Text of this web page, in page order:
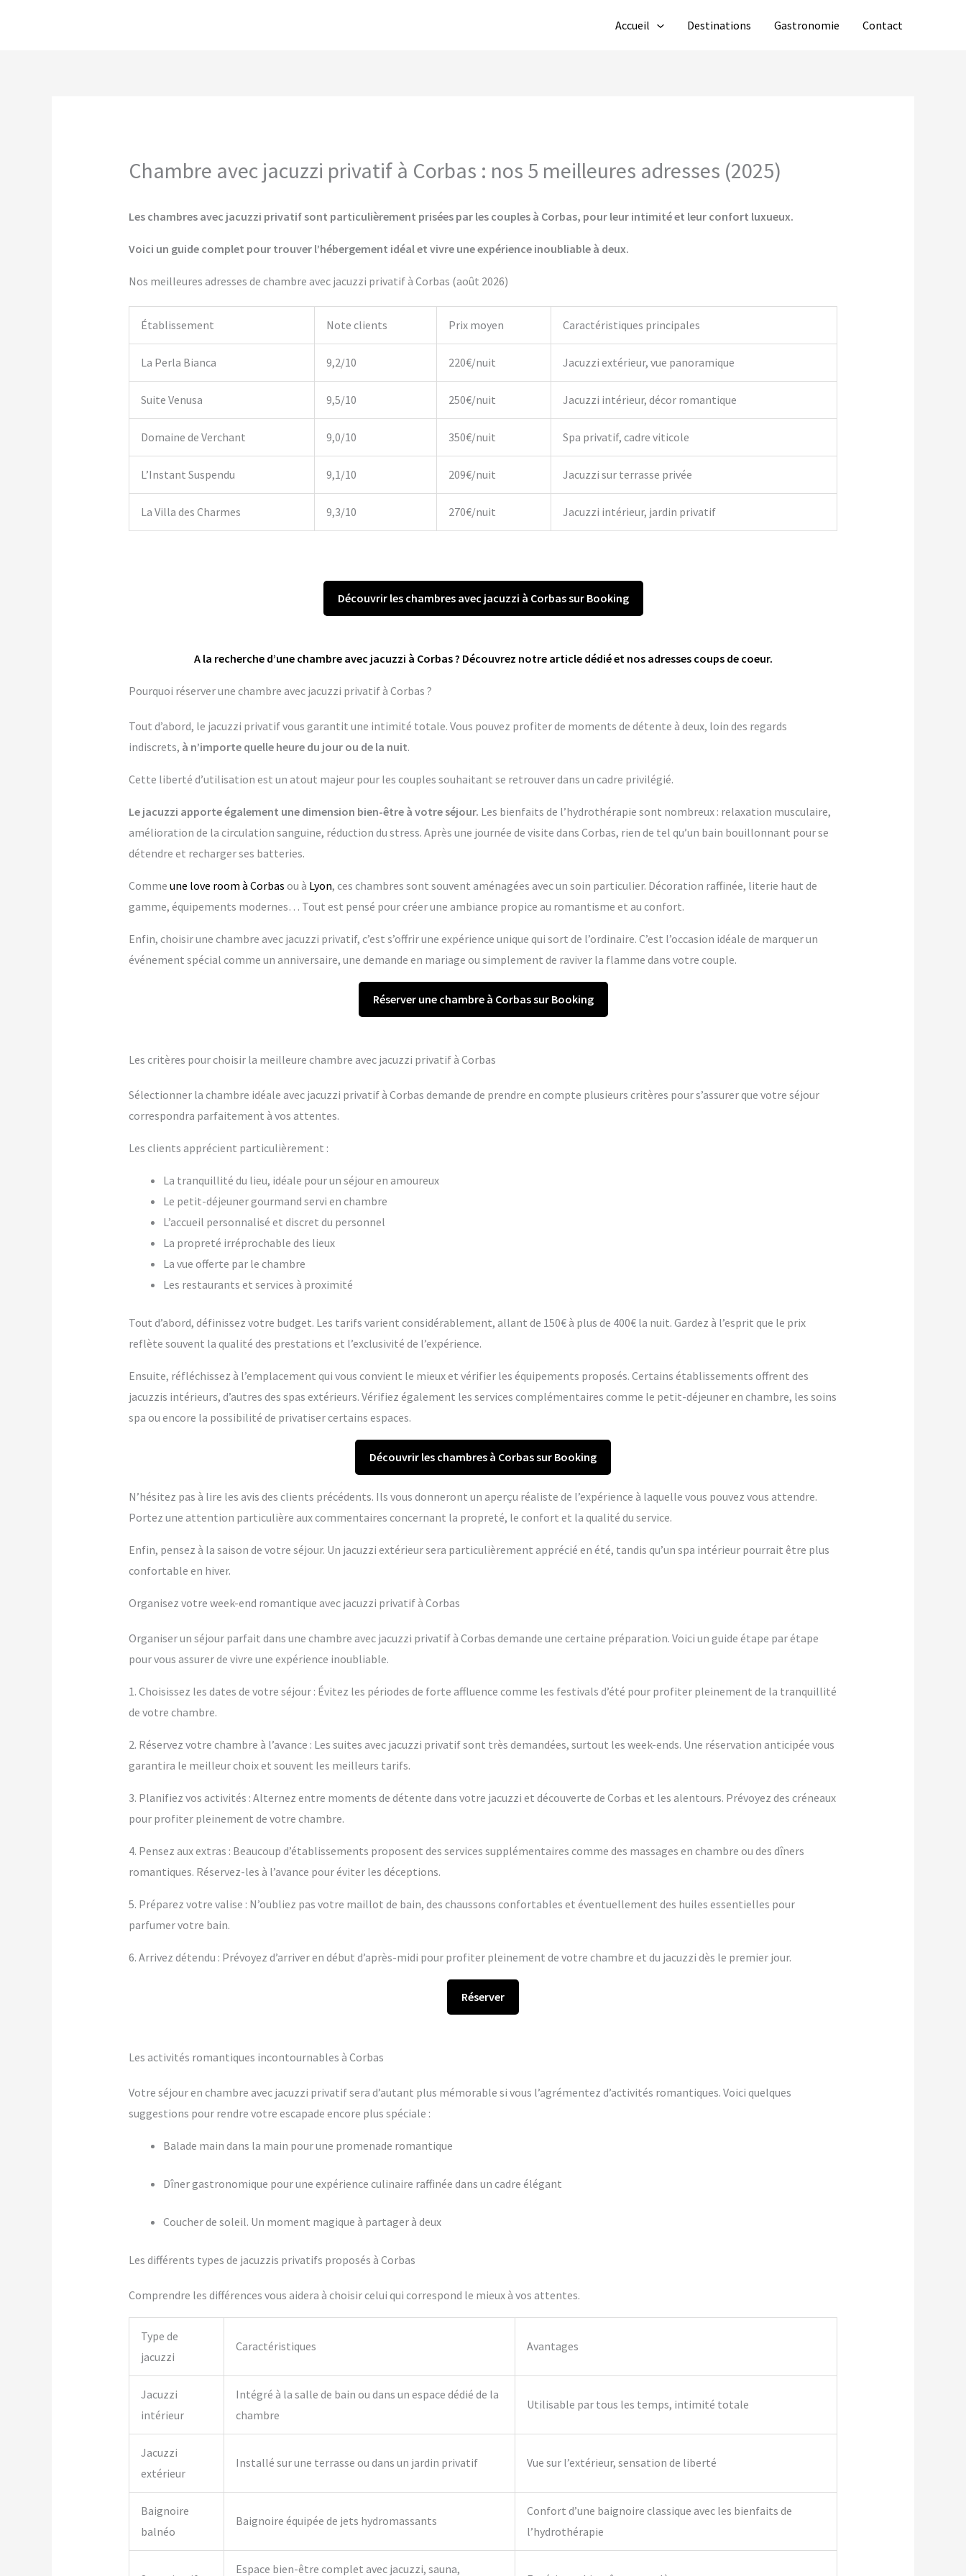
Accueil Destinations Gastronomie Contact
Chambre avec jacuzzi privatif à Corbas : nos 5 meilleures adresses (2025)
Les chambres avec jacuzzi privatif sont particulièrement prisées par les couples à Corbas, pour leur intimité et leur confort luxueux.
Voici un guide complet pour trouver l’hébergement idéal et vivre une expérience inoubliable à deux.
Nos meilleures adresses de chambre avec jacuzzi privatif à Corbas (août 2026)
Établissement Note clients Prix moyen Caractéristiques principales
La Perla Bianca 9,2/10 220€/nuit Jacuzzi extérieur, vue panoramique
Suite Venusa 9,5/10 250€/nuit Jacuzzi intérieur, décor romantique
Domaine de Verchant 9,0/10 350€/nuit Spa privatif, cadre viticole
L’Instant Suspendu 9,1/10 209€/nuit Jacuzzi sur terrasse privée
La Villa des Charmes 9,3/10 270€/nuit Jacuzzi intérieur, jardin privatif
Découvrir les chambres avec jacuzzi à Corbas sur Booking
A la recherche d’une chambre avec jacuzzi à Corbas ? Découvrez notre article dédié et nos adresses coups de coeur.
Pourquoi réserver une chambre avec jacuzzi privatif à Corbas ?
Tout d’abord, le jacuzzi privatif vous garantit une intimité totale. Vous pouvez profiter de moments de détente à deux, loin des regards
indiscrets, à n’importe quelle heure du jour ou de la nuit.
Cette liberté d’utilisation est un atout majeur pour les couples souhaitant se retrouver dans un cadre privilégié.
Le jacuzzi apporte également une dimension bien-être à votre séjour. Les bienfaits de l’hydrothérapie sont nombreux : relaxation musculaire,
amélioration de la circulation sanguine, réduction du stress. Après une journée de visite dans Corbas, rien de tel qu’un bain bouillonnant pour se
détendre et recharger ses batteries.
Comme une love room à Corbas ou à Lyon, ces chambres sont souvent aménagées avec un soin particulier. Décoration raffinée, literie haut de
gamme, équipements modernes… Tout est pensé pour créer une ambiance propice au romantisme et au confort.
Enfin, choisir une chambre avec jacuzzi privatif, c’est s’offrir une expérience unique qui sort de l’ordinaire. C’est l’occasion idéale de marquer un
événement spécial comme un anniversaire, une demande en mariage ou simplement de raviver la flamme dans votre couple.
Réserver une chambre à Corbas sur Booking
Les critères pour choisir la meilleure chambre avec jacuzzi privatif à Corbas
Sélectionner la chambre idéale avec jacuzzi privatif à Corbas demande de prendre en compte plusieurs critères pour s’assurer que votre séjour
correspondra parfaitement à vos attentes.
Les clients apprécient particulièrement :
La tranquillité du lieu, idéale pour un séjour en amoureux
Le petit-déjeuner gourmand servi en chambre
L’accueil personnalisé et discret du personnel
La propreté irréprochable des lieux
La vue offerte par le chambre
Les restaurants et services à proximité
Tout d’abord, définissez votre budget. Les tarifs varient considérablement, allant de 150€ à plus de 400€ la nuit. Gardez à l’esprit que le prix
reflète souvent la qualité des prestations et l’exclusivité de l’expérience.
Ensuite, réfléchissez à l’emplacement qui vous convient le mieux et vérifier les équipements proposés. Certains établissements offrent des
jacuzzis intérieurs, d’autres des spas extérieurs. Vérifiez également les services complémentaires comme le petit-déjeuner en chambre, les soins
spa ou encore la possibilité de privatiser certains espaces.
Découvrir les chambres à Corbas sur Booking
N’hésitez pas à lire les avis des clients précédents. Ils vous donneront un aperçu réaliste de l’expérience à laquelle vous pouvez vous attendre.
Portez une attention particulière aux commentaires concernant la propreté, le confort et la qualité du service.
Enfin, pensez à la saison de votre séjour. Un jacuzzi extérieur sera particulièrement apprécié en été, tandis qu’un spa intérieur pourrait être plus
confortable en hiver.
Organisez votre week-end romantique avec jacuzzi privatif à Corbas
Organiser un séjour parfait dans une chambre avec jacuzzi privatif à Corbas demande une certaine préparation. Voici un guide étape par étape
pour vous assurer de vivre une expérience inoubliable.
1. Choisissez les dates de votre séjour : Évitez les périodes de forte affluence comme les festivals d’été pour profiter pleinement de la tranquillité
de votre chambre.
2. Réservez votre chambre à l’avance : Les suites avec jacuzzi privatif sont très demandées, surtout les week-ends. Une réservation anticipée vous
garantira le meilleur choix et souvent les meilleurs tarifs.
3. Planifiez vos activités : Alternez entre moments de détente dans votre jacuzzi et découverte de Corbas et les alentours. Prévoyez des créneaux
pour profiter pleinement de votre chambre.
4. Pensez aux extras : Beaucoup d’établissements proposent des services supplémentaires comme des massages en chambre ou des dîners
romantiques. Réservez-les à l’avance pour éviter les déceptions.
5. Préparez votre valise : N’oubliez pas votre maillot de bain, des chaussons confortables et éventuellement des huiles essentielles pour
parfumer votre bain.
6. Arrivez détendu : Prévoyez d’arriver en début d’après-midi pour profiter pleinement de votre chambre et du jacuzzi dès le premier jour.
Réserver
Les activités romantiques incontournables à Corbas
Votre séjour en chambre avec jacuzzi privatif sera d’autant plus mémorable si vous l’agrémentez d’activités romantiques. Voici quelques
suggestions pour rendre votre escapade encore plus spéciale :
Balade main dans la main pour une promenade romantique
Dîner gastronomique pour une expérience culinaire raffinée dans un cadre élégant
Coucher de soleil. Un moment magique à partager à deux
Les différents types de jacuzzis privatifs proposés à Corbas
Comprendre les différences vous aidera à choisir celui qui correspond le mieux à vos attentes.
Type de
jacuzzi
Caractéristiques Avantages
Jacuzzi
intérieur
Intégré à la salle de bain ou dans un espace dédié de la
chambre
Utilisable par tous les temps, intimité totale
Jacuzzi
extérieur
Installé sur une terrasse ou dans un jardin privatif Vue sur l’extérieur, sensation de liberté
Baignoire
balnéo
Baignoire équipée de jets hydromassants
Confort d’une baignoire classique avec les bienfaits de
l’hydrothérapie
Espace bien-être complet avec jacuzzi, sauna,